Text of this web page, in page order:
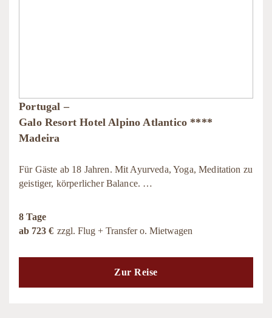
Portugal –
Galo Resort Hotel Alpino Atlantico ****
Madeira
Für Gäste ab 18 Jahren. Mit Ayurveda, Yoga, Meditation zu
geistiger, körperlicher Balance. …
8 Tage
ab 723 € zzgl. Flug + Transfer o. Mietwagen
Zur Reise